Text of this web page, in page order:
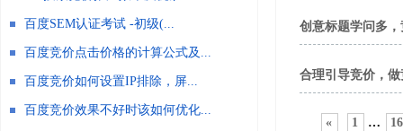
创意标题学问多
合理引导竞价，
« 1 …
百度SEM认证考试 -初级(...
百度竞价点击价格的计算公式及...
百度竞价如何设置IP排除，屏...
百度竞价效果不好时该如何优化...